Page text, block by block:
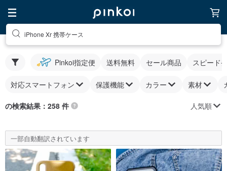
iPhone Xr 携帯ケース
Pinkoi指定便 送料無料 セール商品 スピード
対応スマートフォン 保護機能 カラー 素材
の検索結果：258 件 人気順
一部自動翻訳されています